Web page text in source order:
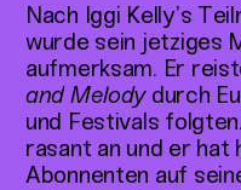
Nach Iggi Kelly’s
wurde sein jetziges
aufmerksam. Er
and Melodydurch
und Festivals
rasant an und er
Abonnenten auf